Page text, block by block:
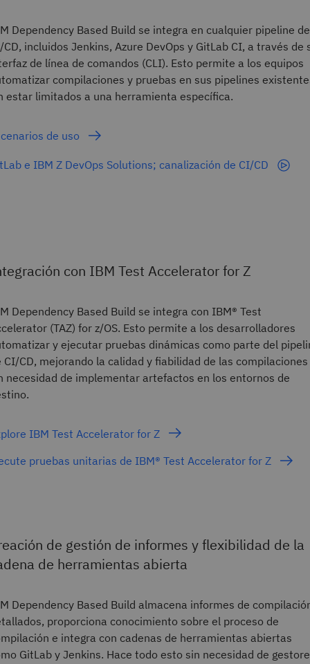
Dependency Based Build se integra en cualquier pipeline de
CD, incluidos Jenkins, Azure DevOps y GitLab CI, a través de
de línea de comandos (CLI). Esto permite a los equipos
compilaciones y pruebas en sus pipelines
estar limitados a una herramienta específica.
de uso
e IBM Z DevOps Solutions; canalización de CI/CD
con IBM Test Accelerator for Z
Dependency Based Build se integra con IBM® Test
(TAZ) for z/OS. Esto permite a los desarrolladores
y ejecutar pruebas dinámicas como parte del
CI/CD, mejorando la calidad y fiabilidad de las compilaciones
necesidad de implementar artefactos en los entornos de
IBM Test Accelerator for Z
pruebas unitarias de IBM® Test Accelerator for Z
de gestión de informes y flexibilidad de la
de herramientas abierta
Dependency Based Build almacena informes de
proporciona conocimiento sobre el proceso de
e integra con cadenas de herramientas abiertas
GitLab y Jenkins. Hace todo esto sin necesidad de